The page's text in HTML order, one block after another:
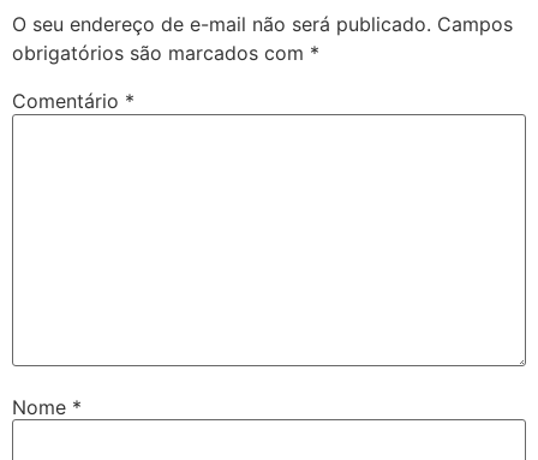
O seu endereço de e-mail não será publicado. Campos
obrigatórios são marcados com *
Comentário *
Nome *